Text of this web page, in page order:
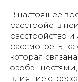
В настоящее
расстройств
расстройство
рассмотреть,
которая
влияние